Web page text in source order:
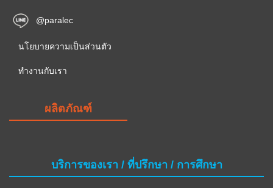
@paralec
นโยบายความเป็นส่วนตัว
ทำงานกับเรา
ผลิตภัณฑ์
บริการของเรา / ที่ปรึกษา / การศึกษา